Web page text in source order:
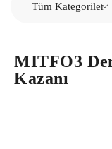
MITFO3
Kazanı